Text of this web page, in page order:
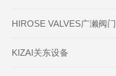
HIROSE VALVES广濑阀门
KIZAI关东设备